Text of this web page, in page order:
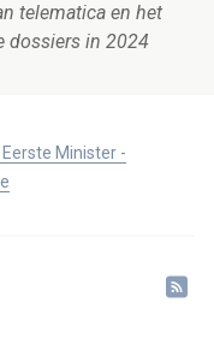
telematica en het
dossiers in 2024
Eerste Minister -